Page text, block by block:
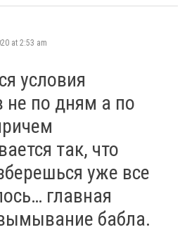
at 2:53 am
условия
не по дням а по
так, что
уже все
главная
бабла.